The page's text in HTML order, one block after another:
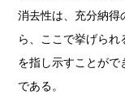
消去性は、充分納
ら、ここで挙げら
を指し示すことが
である。